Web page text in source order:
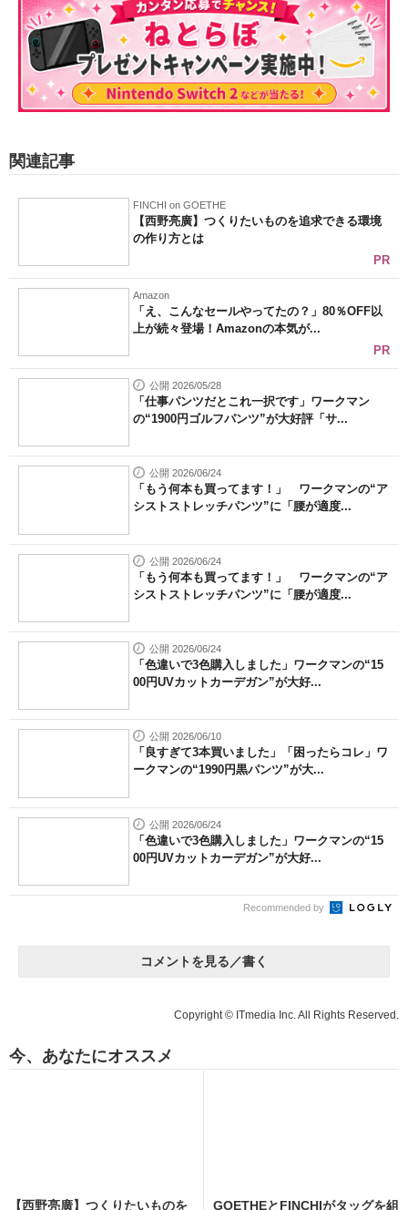
関連記事
FINCHI on GOETHE
【西野亮廣】つくりたいものを追求できる環境
の作り方とは
PR
Amazon
「え、こんなセールやってたの？」80％OFF以
上が続々登場！Amazonの本気が...
PR
公開 2026/05/28
「仕事パンツだとこれ一択です」ワークマン
の“1900円ゴルフパンツ”が大好評「サ...
公開 2026/06/24
「もう何本も買ってます！」 ワークマンの“ア
シストストレッチパンツ”に「腰が適度...
公開 2026/06/24
「もう何本も買ってます！」 ワークマンの“ア
シストストレッチパンツ”に「腰が適度...
公開 2026/06/24
「色違いで3色購入しました」ワークマンの“15
00円UVカットカーデガン”が大好...
公開 2026/06/10
「良すぎて3本買いました」「困ったらコレ」ワ
ークマンの“1990円黒パンツ”が大...
公開 2026/06/24
「色違いで3色購入しました」ワークマンの“15
00円UVカットカーデガン”が大好...
Recommended by
コメントを見る／書く
Copyright © ITmedia Inc. All Rights Reserved.
今、あなたにオススメ
【西野亮廣】つくりたいものを GOETHEとFINCHIがタッグを組